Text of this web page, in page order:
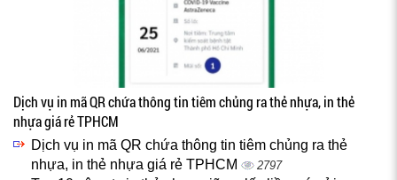
Dịch vụ in mã QR chứa thông tin tiêm chủng ra thẻ nhựa, in thẻ
nhựa giá rẻ TPHCM
Dịch vụ in mã QR chứa thông tin tiêm chủng ra thẻ
nhựa, in thẻ nhựa giá rẻ TPHCM
2797